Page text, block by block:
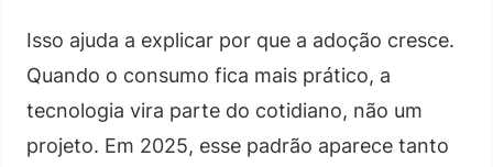
Isso ajuda a explicar por que a adoção cresce.
Quando o consumo fica mais prático, a
tecnologia vira parte do cotidiano, não um
projeto. Em 2025, esse padrão aparece tanto